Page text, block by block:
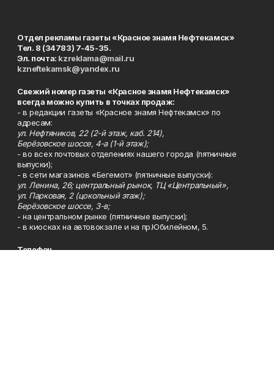
Отдел рекламы газеты «Красное знамя Нефтекамск»
Тел. 8 (34783) 7-45-35.
Эл. почта: kzreklama@mail.ru
kzneftekamsk@yandex.ru
Свежий номер газеты «Красное знамя Нефтекамск»
всегда можно купить в точках продаж:
- в редакции газеты «Красное знамя Нефтекамск» по
адресам:
ул. Нефтяников, 22 (2-й этаж, каб. 214),
Берёзовское шоссе, 4-а (1-й этаж);
- во всех почтовых отделениях нашего города (пятничные
выпуски);
- в сети магазинов «Бегемот» (пятничные выпуски):
ул. Ленина, 26; центральный рынок, ТЦ «Центральный»,
ул. Парковая, 2 (цокольный этаж);
Берёзовское шоссе, 3-в;
- на центральном рынке (пятничные выпуски);
- в киосках на автовокзале и на пр.Юбилейном, 5.
Телефон